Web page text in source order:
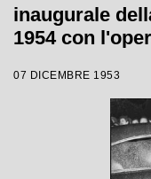
inaugurale
1954 con
con la regia di
07 DICEMBRE 1953